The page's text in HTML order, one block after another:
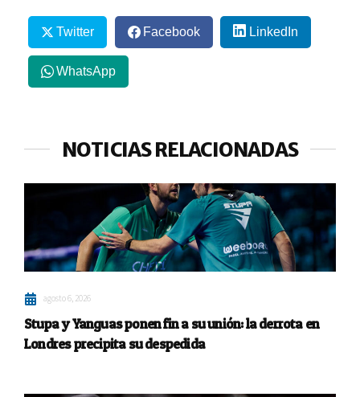
Twitter Facebook LinkedIn
WhatsApp
NOTICIAS RELACIONADAS
agosto 6, 2026
Stupa y Yanguas ponen fin a su unión: la derrota en
Londres precipita su despedida